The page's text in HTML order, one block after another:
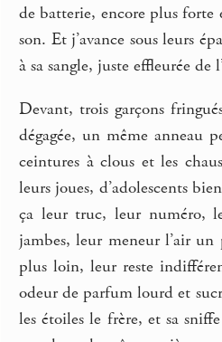
de batterie, encore plus forte
son. Et j’avance sous leurs
à sa sangle, juste effleurée de
Devant, trois garçons
dégagée, un même anneau
ceintures à clous et les
leurs joues, d’adolescents
ça leur truc, leur numéro,
jambes, leur meneur l’air
plus loin, leur reste
odeur de parfum lourd et
les étoiles le frère, et sa